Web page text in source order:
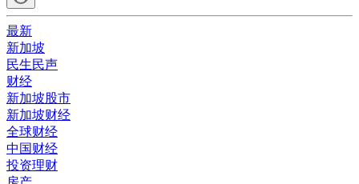
最新
新加坡
民生民声
财经
新加坡股市
新加坡财经
全球财经
中国财经
投资理财